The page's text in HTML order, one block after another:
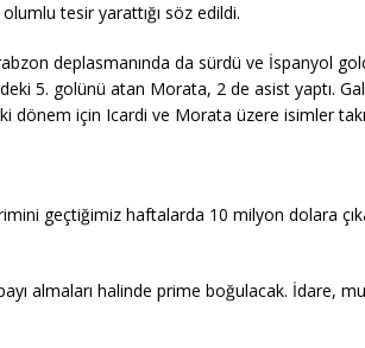
tesir yarattığı söz edildi.
deplasmanında da sürdü ve İspanyol
5. golünü atan Morata, 2 de asist yaptı.
dönem için Icardi ve Morata üzere isimler
geçtiğimiz haftalarda 10 milyon dolara
almaları halinde prime boğulacak. İdare,